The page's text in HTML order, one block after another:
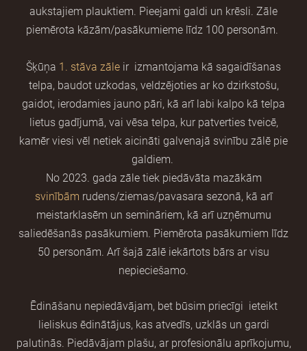
aukstajiem plauktiem. Pieejami galdi un krēsli. Zāle
piemērota kāzām/pasākumieme līdz 100 personām.
Šķūņa 1. stāva zāle ir izmantojama kā sagaidīšanas
telpa, baudot uzkodas, veldzējoties ar ko dzirkstošu,
gaidot, ierodamies jauno pāri, kā arī labi kalpo kā telpa
lietus gadījumā, vai vēsa telpa, kur patverties tveicē,
kamēr viesi vēl netiek aicināti galvenajā svinību zālē pie
galdiem.
No 2023. gada zāle tiek piedāvāta mazākām
svinībām rudens/ziemas/pavasara sezonā, kā arī
meistarklasēm un semināriem, kā arī uzņēmumu
saliedēšanās pasākumiem. Piemērota pasākumiem līdz
50 personām. Arī šajā zālē iekārtots bārs ar visu
nepieciešamo.
Ēdināšanu nepiedāvājam, bet būsim priecīgi ieteikt
lieliskus ēdinātājus, kas atvedīs, uzklās un gardi
palutinās. Piedāvājam plašu, ar profesionālu aprīkojumu,